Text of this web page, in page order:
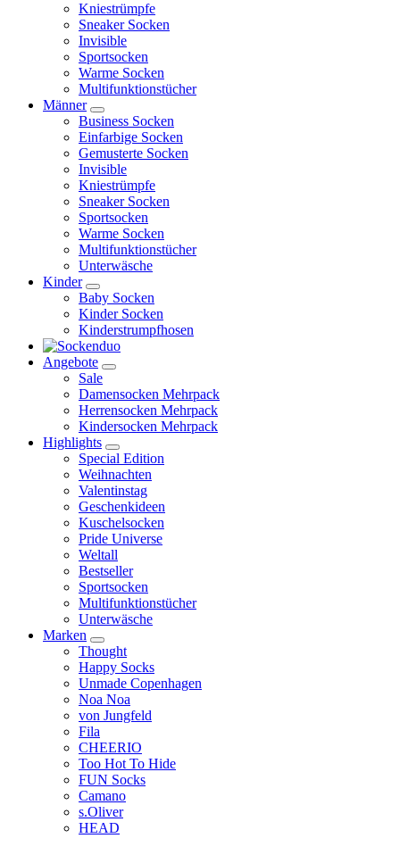
Kniestrümpfe
Sneaker Socken
Invisible
Sportsocken
Warme Socken
Multifunktionstücher
Männer
Business Socken
Einfarbige Socken
Gemusterte Socken
Invisible
Kniestrümpfe
Sneaker Socken
Sportsocken
Warme Socken
Multifunktionstücher
Unterwäsche
Kinder
Baby Socken
Kinder Socken
Kinderstrumpfhosen
Angebote
Sale
Damensocken Mehrpack
Herrensocken Mehrpack
Kindersocken Mehrpack
Highlights
Special Edition
Weihnachten
Valentinstag
Geschenkideen
Kuschelsocken
Pride Universe
Weltall
Bestseller
Sportsocken
Multifunktionstücher
Unterwäsche
Marken
Thought
Happy Socks
Unmade Copenhagen
Noa Noa
von Jungfeld
Fila
CHEERIO
Too Hot To Hide
FUN Socks
Camano
s.Oliver
HEAD